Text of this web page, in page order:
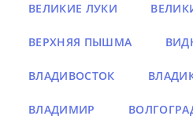
ВЕЛИКИЕ ЛУКИ
ВЕРХНЯЯ ПЫШМА
ВЛАДИВОСТОК
ВЛАДИМИР